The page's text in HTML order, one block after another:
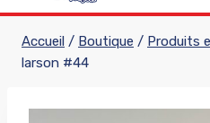
Accueil / Boutique / Produits
larson #44